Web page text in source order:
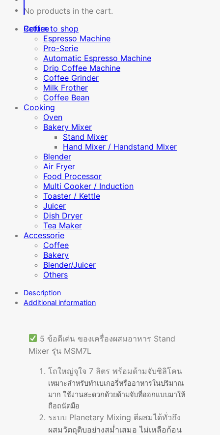
No products in the cart.
Return to shop
Stand
Mixer
รุ่น
MSM7L
quantity
Coffee
Espresso Machine
Pro-Serie
Automatic Espresso Machine
Drip Coffee Machine
Coffee Grinder
Milk Frother
Coffee Bean
Cooking
Oven
Bakery Mixer
Stand Mixer
Hand Mixer / Handstand Mixer
Blender
Air Fryer
Food Processor
Multi Cooker / Induction
Toaster / Kettle
Juicer
Dish Dryer
Tea Maker
Accessorie
Coffee
Bakery
Blender/Juicer
Others
Description
Additional information
5 ข้อดีเด่น ของเครื่องผสมอาหาร Stand
Mixer รุ่น MSM7L
โถใหญ่จุใจ 7 ลิตร พร้อมด้ามจับซิลิโคน
เหมาะสำหรับทำเบเกอรี่หรืออาหารในปริมาณ
มาก ใช้งานสะดวกด้วยด้ามจับที่ออกแบบมาให้
ถือถนัดมือ
ระบบ Planetary Mixing ตีผสมได้ทั่วถึง
ผสมวัตถุดิบอย่างสม่ำเสมอ ไม่เหลือก้อน